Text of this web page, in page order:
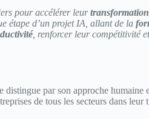
pour accélérer leur
étape d’un projet IA, allant de la
, renforcer leur compétitivité
par son approche
de tous les secteurs dans